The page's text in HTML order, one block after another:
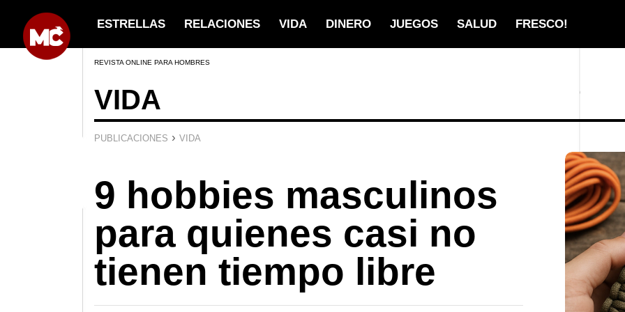
ESTRELLAS RELACIONES VIDA DINERO JUEGOS SALUD FRESCO!
REVISTA ONLINE PARA HOMBRES
VIDA
PUBLICACIONES › VIDA
9 hobbies masculinos
para quienes casi no
tienen tiempo libre